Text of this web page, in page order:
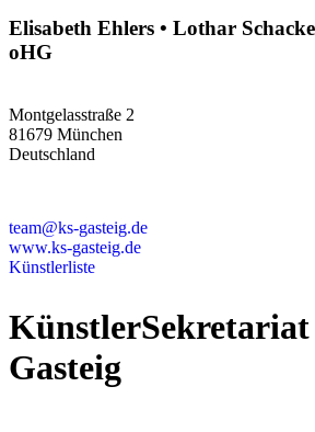
Elisabeth Ehlers • Lothar
oHG
Montgelasstraße 2
81679 München
Deutschland
team@ks-gasteig.de
www.ks-gasteig.de
Künstlerliste
KünstlerSekretariat
Gasteig